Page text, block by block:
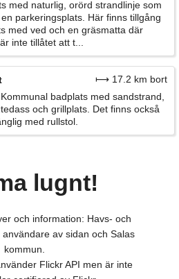
med naturlig, orörd strandlinje som
parkeringsplats. Här finns tillgång
med ved och en gräsmatta där
inte tillåtet att t...
⟼ 17.2 km bort
badplats med sandstrand,
och grillplats. Det finns också
med rullstol.
lugnt!
och information: Havs- och
av sidan och Salas
kommun.
Flickr API men är inte